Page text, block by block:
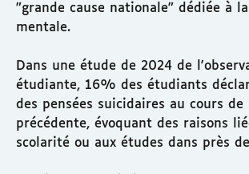
"grande cause nationale" dédiée à
mentale.
Dans une étude de 2024 de
étudiante, 16% des étudiants
des pensées suicidaires au cours de
précédente, évoquant des raisons
scolarité ou aux études dans près